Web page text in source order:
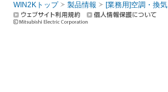
WIN2Kトップ 製品情報 [業務用]空調・換気